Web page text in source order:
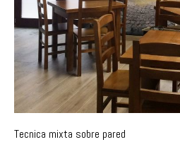
Tecnica mixta sobre pared